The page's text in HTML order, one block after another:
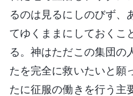
るのは見るにしのびず、
てゆくままにしておくこ
る。神はただこの集団の
たを完全に救いたいと願
たに征服の働きを行う主